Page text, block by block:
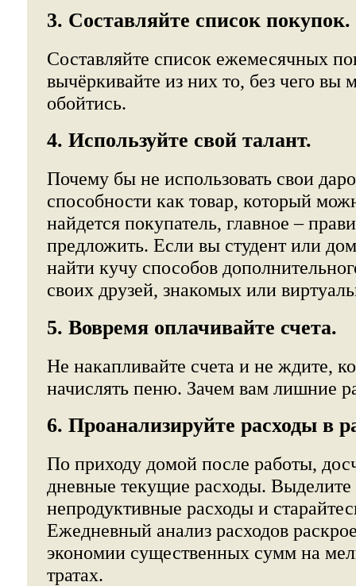
3. Составляйте список покупок.
Составляйте список ежемесячных
вычёркивайте из них то, без чего вы
обойтись.
4. Используйте свой талант.
Почему бы не использовать свои
способности как товар, который
найдется покупатель, главное –
предложить. Если вы студент или
найти кучу способов
своих друзей, знакомых или
5. Вовремя оплачивайте счета.
Не накапливайте счета и не ждите,
начислять пеню. Зачем вам лишние
6. Проанализируйте расходы в
По приходу домой после работы,
дневные текущие расходы.
непродуктивные расходы и
Ежедневный анализ расходов
экономии существенных сумм на
тратах.